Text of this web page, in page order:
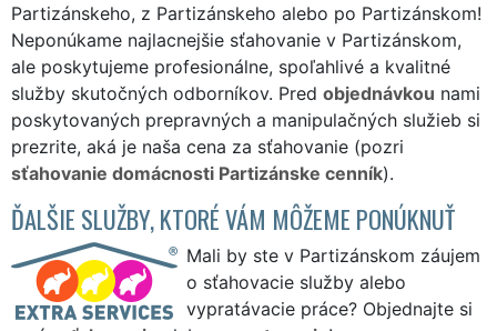
Partizánskeho, z Partizánskeho alebo po Partizánskom!
Neponúkame najlacnejšie sťahovanie v Partizánskom,
ale poskytujeme profesionálne, spoľahlivé a kvalitné
služby skutočných odborníkov. Pred objednávkou nami
poskytovaných prepravných a manipulačných služieb si
prezrite, aká je naša cena za sťahovanie (pozri
sťahovanie domácnosti Partizánske cenník).
ĎALŠIE SLUŽBY, KTORÉ VÁM MÔŽEME PONÚKNUŤ
Mali by ste v Partizánskom záujem
o sťahovacie služby alebo
vypratávacie práce? Objednajte si